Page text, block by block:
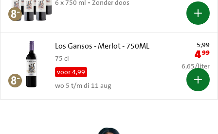
6 x 750 ml • Zonder doos
Los Gansos - Merlot - 750ML
75 cl
voor 4,99
wo 5 t/m di 11 aug
Oude prijs:
5,99
499
€ 6,65 per
6,65/liter